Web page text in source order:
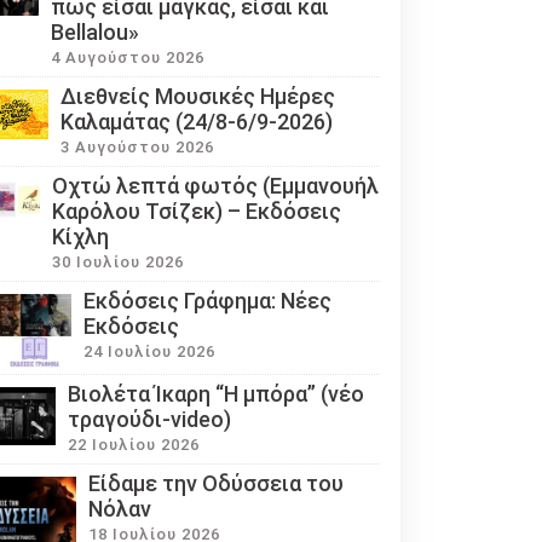
πως είσαι μάγκας, είσαι και
Bellalou»
4 Αυγούστου 2026
Διεθνείς Μουσικές Ημέρες
Καλαμάτας (24/8-6/9-2026)
3 Αυγούστου 2026
Οχτώ λεπτά φωτός (Εμμανουήλ
Καρόλου Τσίζεκ) – Εκδόσεις
Κίχλη
30 Ιουλίου 2026
Εκδόσεις Γράφημα: Νέες
Εκδόσεις
24 Ιουλίου 2026
Βιολέτα Ίκαρη “Η μπόρα” (νέο
τραγούδι-video)
22 Ιουλίου 2026
Eίδαμε την Οδύσσεια του
Νόλαν
18 Ιουλίου 2026